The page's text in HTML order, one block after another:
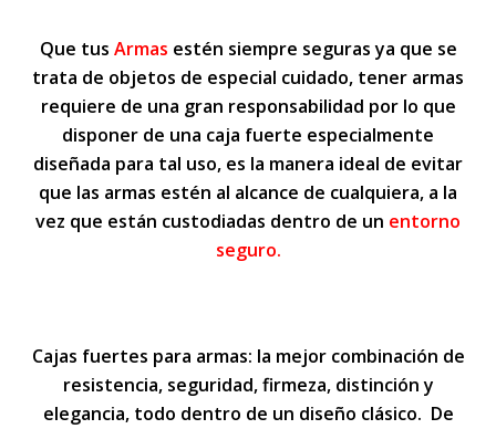
Que tus Armas estén siempre seguras ya que se
trata de objetos de especial cuidado, tener armas
requiere de una gran responsabilidad por lo que
disponer de una caja fuerte especialmente
diseñada para tal uso, es la manera ideal de evitar
que las armas estén al alcance de cualquiera, a la
vez que están custodiadas dentro de un entorno
seguro.
Cajas fuertes para armas: la mejor combinación de
resistencia, seguridad, firmeza, distinción y
elegancia, todo dentro de un diseño clásico. De